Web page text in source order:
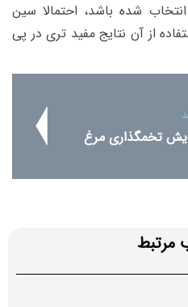
شده باشد، احتمالا سین
از آن نتایج مفید تری در پی
تخمگذاری مرغ
مرتبط